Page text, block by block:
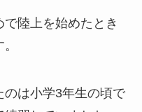
陸上を始めたとき
は小学3年生の頃で